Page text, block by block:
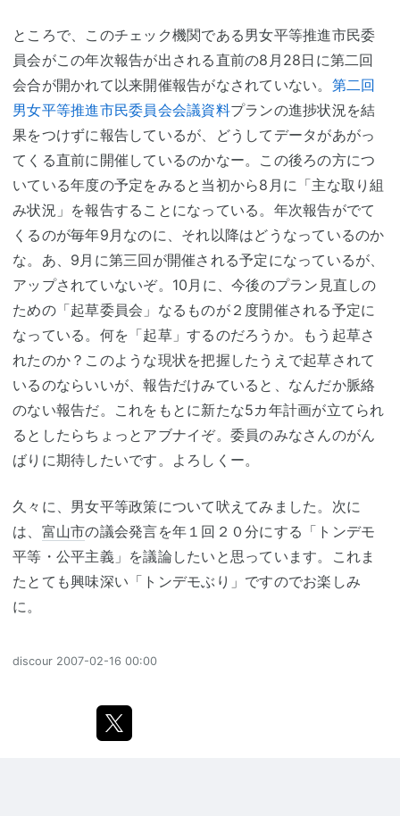
ところで、このチェック機関である男女平等推進市民委
員会がこの年次報告が出される直前の8月28日に第二回
会合が開かれて以来開催報告がなされていない。 第二回
男女平等推進市民委員会会議資料プランの進捗状況を結
果をつけずに報告しているが、どうしてデータがあがっ
てくる直前に開催しているのかなー。この後ろの方につ
いている年度の予定をみると当初から8月に「主な取り組
み状況」を報告することになっている。年次報告がでて
くるのが毎年9月なのに、それ以降はどうなっているのか
な。あ、9月に第三回が開催される予定になっているが、
アップされていないぞ。10月に、今後のプラン見直しの
ための「起草委員会」なるものが２度開催される予定に
なっている。何を「起草」するのだろうか。もう起草さ
れたのか？このような現状を把握したうえで起草されて
いるのならいいが、報告だけみていると、なんだか脈絡
のない報告だ。これをもとに新たな5カ年計画が立てられ
るとしたらちょっとアブナイぞ。委員のみなさんのがん
ばりに期待したいです。よろしくー。
久々に、男女平等政策について吠えてみました。次に
は、 富山市の議会発言を年１回２０分にする「トンデモ
平等・公平主義」を議論したいと思っています。これま
たとても興味深い「トンデモぶり」ですのでお楽しみ
に。
discour 2007-02-16 00:00